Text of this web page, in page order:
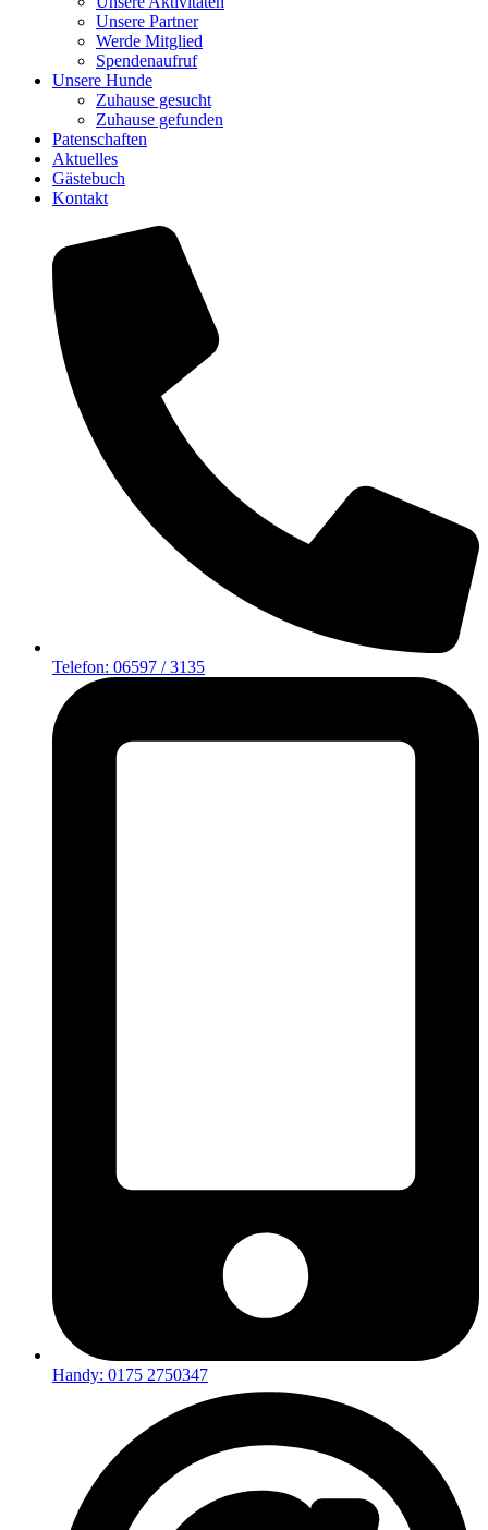
Unsere Partner
Werde Mitglied
Spendenaufruf
Unsere Hunde
Zuhause gesucht
Zuhause gefunden
Patenschaften
Aktuelles
Gästebuch
Kontakt
Telefon: 06597 / 3135
Handy: 0175 2750347